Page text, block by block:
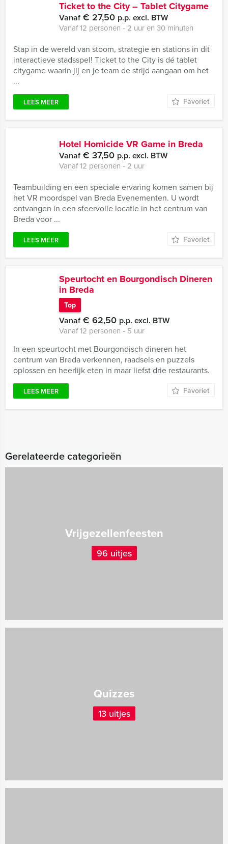
Ticket to the City – Tablet Citygame
Vanaf€ 27,50 p.p. excl. BTW
Vanaf 12 personen ‐ 2 uur en 30 minuten
Stap in de wereld van stoom, strategie en stations in dit
interactieve stadsspel! Ticket to the City is dé tablet
citygame waarin jij en je team de strijd aangaan om het
...
LEES MEER Favoriet
Hotel Homicide VR Game in Breda
Vanaf€ 37,50 p.p. excl. BTW
Vanaf 12 personen ‐ 2 uur
Teambuilding en een speciale ervaring komen samen bij
het VR moordspel van Breda Evenementen. U wordt
ontvangen in een sfeervolle locatie in het centrum van
Breda voor ...
LEES MEER Favoriet
Speurtocht en Bourgondisch Dineren
in Breda
Top
Vanaf€ 62,50 p.p. excl. BTW
Vanaf 12 personen ‐ 5 uur
In een speurtocht met Bourgondisch dineren het
centrum van Breda verkennen, raadsels en puzzels
oplossen en heerlijk eten in maar liefst drie restaurants.
LEES MEER Favoriet
Gerelateerde categorieën
Vrijgezellenfeesten
96 uitjes
Quizzes
13 uitjes